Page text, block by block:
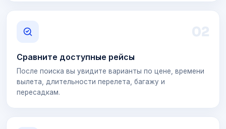
02
Сравните доступные рейсы
После поиска вы увидите варианты по цене, времени
вылета, длительности перелета, багажу и
пересадкам.